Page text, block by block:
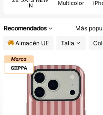
IN Multicolor
Recomendados Más
Almacén UE
Talla